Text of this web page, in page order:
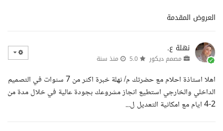
العروض المقدمة
نهلة ع.
مصمم ديكور منذ سنة
اهلا استاذة احلام مع حضرتك م/ نهلة خبرة اكثر من 7 سنوات في التصميم
الداخلي والخارجي استطيع انجاز مشروعك بجودة عالية في خلال مدة من
2-4 ايام مع امكانية التعديل ل...